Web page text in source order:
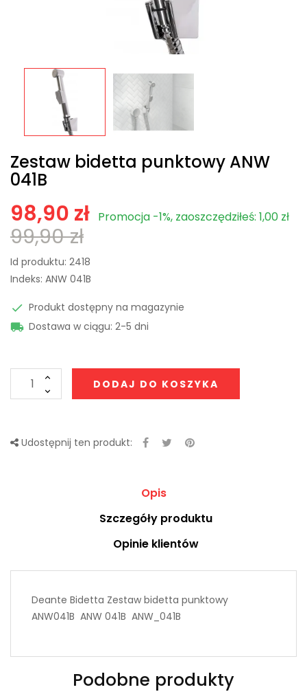
Zestaw bidetta punktowy ANW
041B
98,90 zł Promocja -1%, zaoszczędziłeś: 1,00 zł
99,90 zł
Id produktu: 2418
Indeks: ANW 041B
 Produkt dostępny na magazynie
 Dostawa w ciągu: 2-5 dni
DODAJ DO KOSZYKA
Udostępnij ten produkt:
Opis
Szczegóły produktu
Opinie klientów
Deante Bidetta Zestaw bidetta punktowy
ANW041B ANW 041B ANW_041B
Podobne produkty